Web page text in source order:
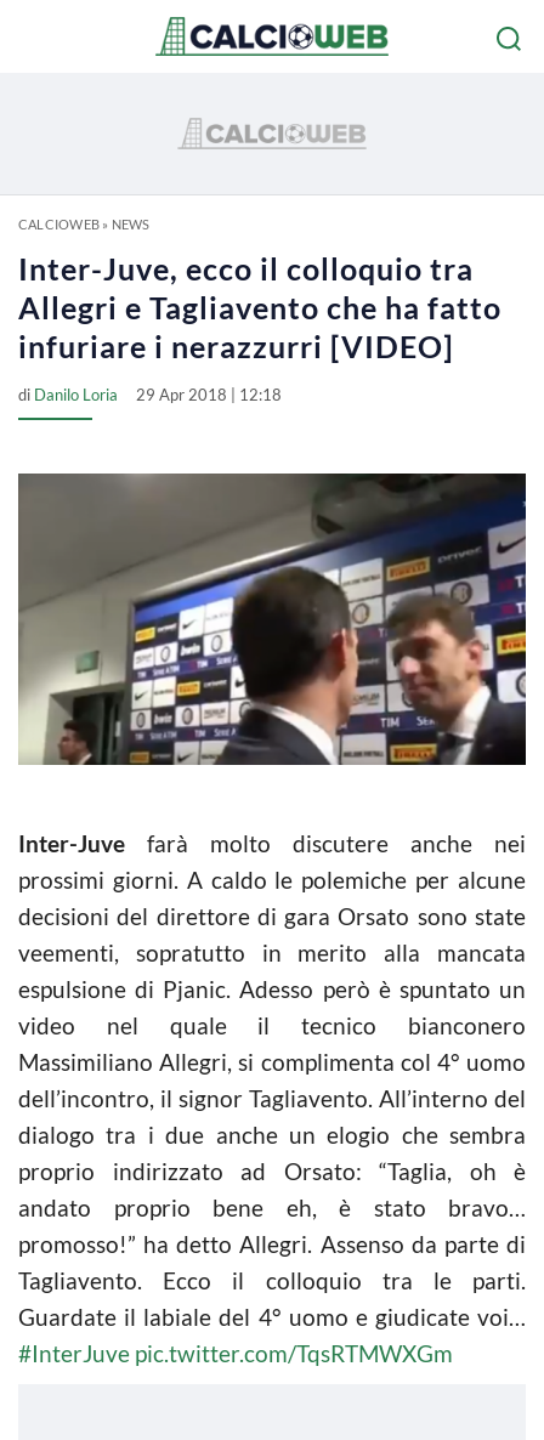
CALCIOWEB» NEWS
Inter-Juve, ecco il colloquio tra
Allegri e Tagliavento che ha fatto
infuriare i nerazzurri [VIDEO]
di Danilo Loria 29 Apr 2018 | 12:18
Inter-Juve farà molto discutere anche nei
prossimi giorni. A caldo le polemiche per alcune
decisioni del direttore di gara Orsato sono state
veementi, sopratutto in merito alla mancata
espulsione di Pjanic. Adesso però è spuntato un
video nel quale il tecnico bianconero
Massimiliano Allegri, si complimenta col 4° uomo
dell’incontro, il signor Tagliavento. All’interno del
dialogo tra i due anche un elogio che sembra
proprio indirizzato ad Orsato: “Taglia, oh è
andato proprio bene eh, è stato bravo…
promosso!” ha detto Allegri. Assenso da parte di
Tagliavento. Ecco il colloquio tra le parti.
Guardate il labiale del 4° uomo e giudicate voi…
#InterJuve pic.twitter.com/TqsRTMWXGm